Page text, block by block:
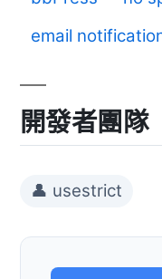
email
開發者團隊
👤 usestrict